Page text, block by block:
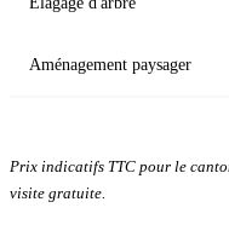
Aménagement paysager
Prix indicatifs TTC pour le
visite gratuite.